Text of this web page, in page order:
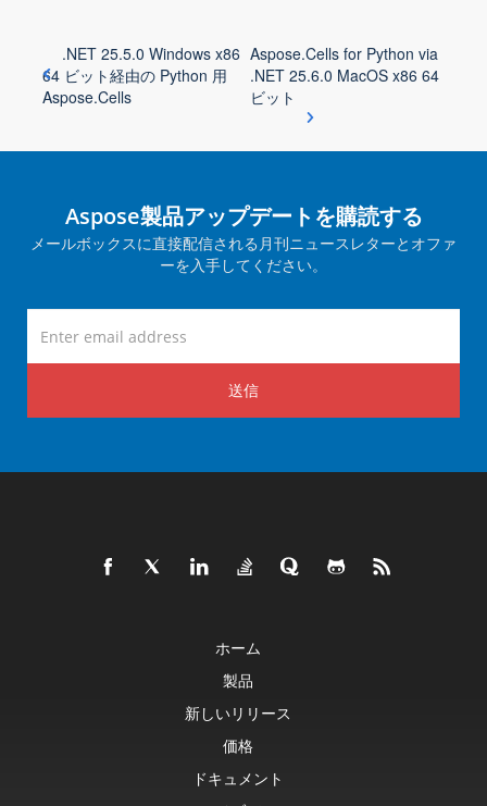
.NET 25.5.0 Windows x86
64 ビット経由の Python 用
Aspose.Cells
Aspose.Cells for Python via
.NET 25.6.0 MacOS x86 64
ビット
Aspose製品アップデートを購読する
メールボックスに直接配信される月刊ニュースレターとオファ
ーを入手してください。
送信
ホーム
製品
新しいリリース
価格
ドキュメント